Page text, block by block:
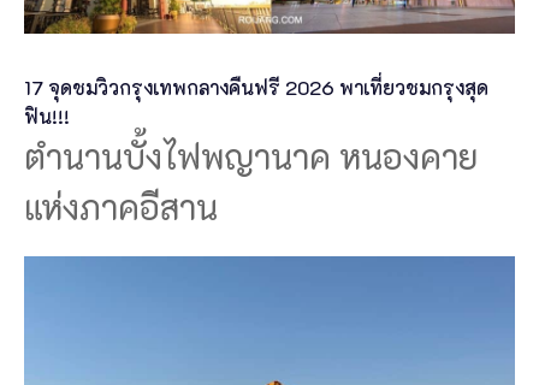
17 จุดชมวิวกรุงเทพกลางคืนฟรี 2026 พาเที่ยวชมกรุงสุด
ฟิน!!!
ตำนานบั้งไฟพญานาค หนองคาย
แห่งภาคอีสาน